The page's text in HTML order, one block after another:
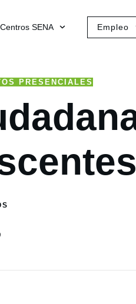
Centros SENA Empleo
PRESENCIALES